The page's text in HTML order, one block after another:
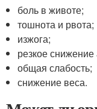
боль в животе;
тошнота и рвота;
изжога;
резкое снижение
общая слабость;
снижение веса.